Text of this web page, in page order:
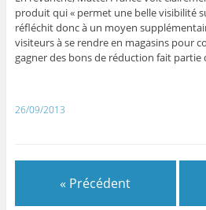
produit qui « permet une belle visibilité
réfléchit donc à un moyen
visiteurs à se rendre en magasins pour
gagner des bons de réduction fait partie
26/09/2013
« Précédent